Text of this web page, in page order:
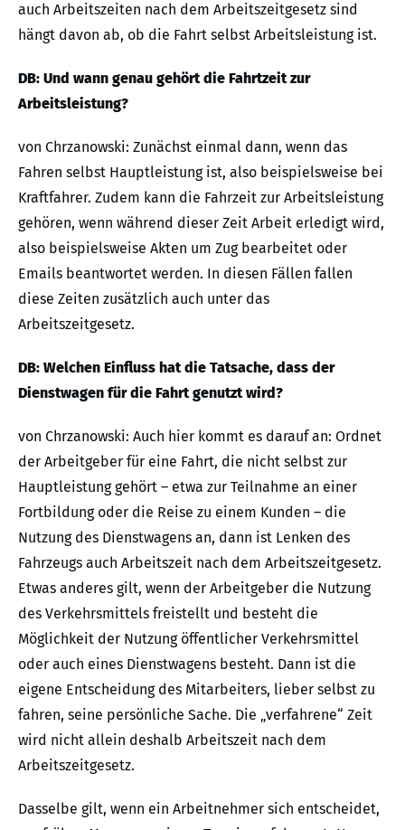
auch Arbeitszeiten nach dem Arbeitszeitgesetz sind
hängt davon ab, ob die Fahrt selbst Arbeitsleistung ist.
DB: Und wann genau gehört die Fahrtzeit zur
Arbeitsleistung?
von Chrzanowski: Zunächst einmal dann, wenn das
Fahren selbst Hauptleistung ist, also beispielsweise bei
Kraftfahrer. Zudem kann die Fahrzeit zur Arbeitsleistung
gehören, wenn während dieser Zeit Arbeit erledigt wird,
also beispielsweise Akten um Zug bearbeitet oder
Emails beantwortet werden. In diesen Fällen fallen
diese Zeiten zusätzlich auch unter das
Arbeitszeitgesetz.
DB: Welchen Einfluss hat die Tatsache, dass der
Dienstwagen für die Fahrt genutzt wird?
von Chrzanowski: Auch hier kommt es darauf an: Ordnet
der Arbeitgeber für eine Fahrt, die nicht selbst zur
Hauptleistung gehört – etwa zur Teilnahme an einer
Fortbildung oder die Reise zu einem Kunden – die
Nutzung des Dienstwagens an, dann ist Lenken des
Fahrzeugs auch Arbeitszeit nach dem Arbeitszeitgesetz.
Etwas anderes gilt, wenn der Arbeitgeber die Nutzung
des Verkehrsmittels freistellt und besteht die
Möglichkeit der Nutzung öffentlicher Verkehrsmittel
oder auch eines Dienstwagens besteht. Dann ist die
eigene Entscheidung des Mitarbeiters, lieber selbst zu
fahren, seine persönliche Sache. Die „verfahrene“ Zeit
wird nicht allein deshalb Arbeitszeit nach dem
Arbeitszeitgesetz.
Dasselbe gilt, wenn ein Arbeitnehmer sich entscheidet,